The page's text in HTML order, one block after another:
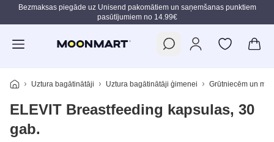
Pāriet uz galveno saturu
Bezmaksas piegāde uz Unisend pakomātiem un saņemšanas punktiem
pasūtījumiem no 14.99€
Uztura bagātinātāji Uztura bagātinātāji ģimenei Grūtniecēm un
ELEVIT Breastfeeding kapsulas, 30
gab.